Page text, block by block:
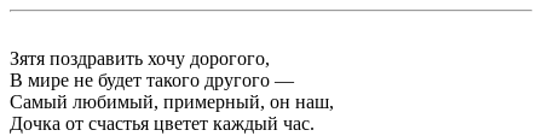
Зятя поздравить хочу дорогого,
В мире не будет такого другого —
Самый любимый, примерный, он наш,
Дочка от счастья цветет каждый час.